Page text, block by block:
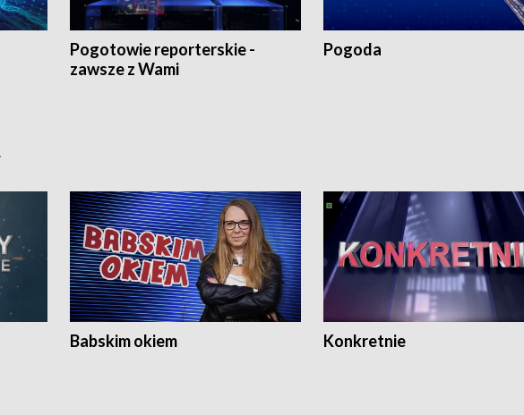
Pogotowie reporterskie -
zawsze z Wami
Pogoda
Babskim okiem Konkretnie